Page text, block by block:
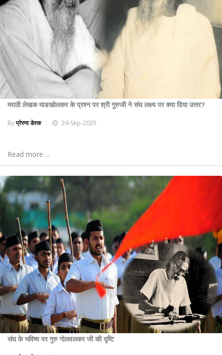
मराठी लेखक माडखोलकर के प्रश्न पर श्री गुरुजी ने संघ लक्ष्य पर क्या दिया उत्तर?
Byप्रेरणा डेस्क 24-Sep-2025
Read more ...
संघ के भविष्य पर गुरु गोलवलकर जी की दृष्टि